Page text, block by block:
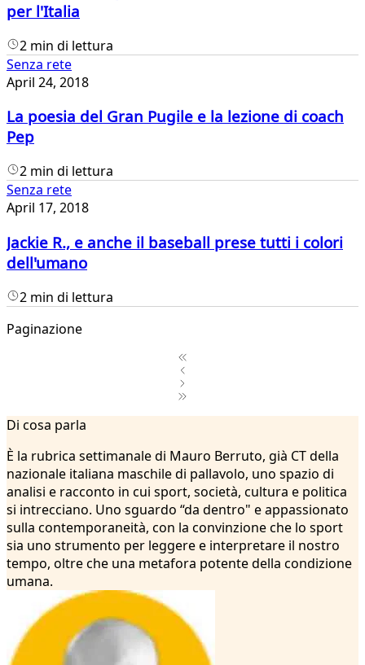
per l'Italia
2 min di lettura
Senza rete
April 24, 2018
La poesia del Gran Pugile e la lezione di coach
Pep
2 min di lettura
Senza rete
April 17, 2018
Jackie R., e anche il baseball prese tutti i colori
dell'umano
2 min di lettura
Paginazione
2
...
Di cosa parla
È la rubrica settimanale di Mauro Berruto, già CT della
nazionale italiana maschile di pallavolo, uno spazio di
analisi e racconto in cui sport, società, cultura e politica
si intrecciano. Uno sguardo “da dentro" e appassionato
sulla contemporaneità, con la convinzione che lo sport
sia uno strumento per leggere e interpretare il nostro
tempo, oltre che una metafora potente della condizione
umana.